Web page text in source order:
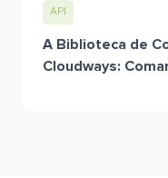
API
A Biblioteca de
Cloudways: